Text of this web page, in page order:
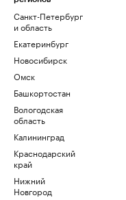
Санкт-Петербург
и область
Екатеринбург
Новосибирск
Омск
Башкортостан
Вологодская
область
Калининград
Краснодарский
край
Нижний
Новгород